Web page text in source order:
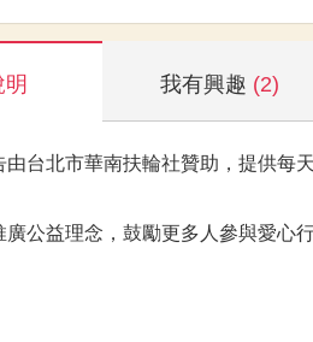
我有興趣 (2)
台北市華南扶輪社贊助，提供每
廣公益理念，鼓勵更多人參與愛心